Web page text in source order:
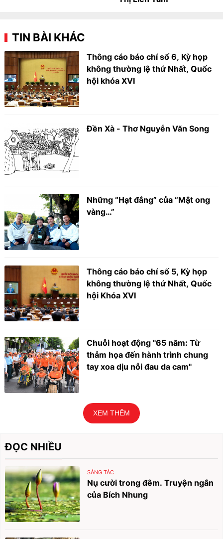
TIN BÀI KHÁC
Thông cáo báo chí số 6, Kỳ họp
không thường lệ thứ Nhất, Quốc
hội khóa XVI
Đền Xà - Thơ Nguyễn Văn Song
Những “Hạt đắng” của “Mật ong
vàng…”
Thông cáo báo chí số 5, Kỳ họp
không thường lệ thứ Nhất, Quốc
hội Khóa XVI
Chuỗi hoạt động "65 năm: Từ
thảm họa đến hành trình chung
tay xoa dịu nỗi đau da cam"
XEM THÊM
ĐỌC NHIỀU
SÁNG TÁC
Nụ cười trong đêm. Truyện ngắn
của Bích Nhung